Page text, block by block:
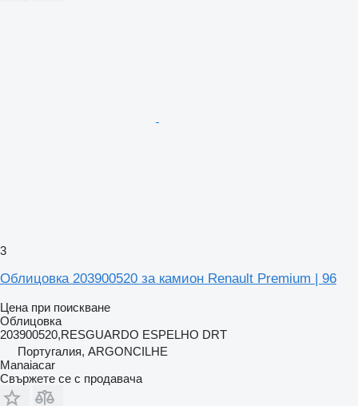
3
Облицовка 203900520 за камион Renault Premium | 96
Цена при поискване
Облицовка
203900520,RESGUARDO ESPELHO DRT
Португалия, ARGONCILHE
Manaiacar
Свържете се с продавача